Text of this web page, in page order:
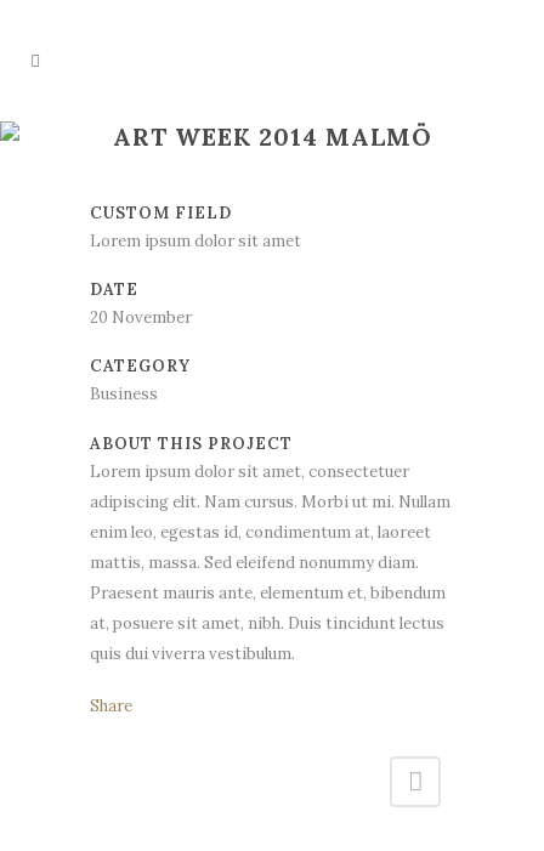
ART WEEK 2014 MALMÖ
CUSTOM FIELD
Lorem ipsum dolor sit amet
DATE
20 November
CATEGORY
Business
ABOUT THIS PROJECT
Lorem ipsum dolor sit amet, consectetuer
adipiscing elit. Nam cursus. Morbi ut mi. Nullam
enim leo, egestas id, condimentum at, laoreet
mattis, massa. Sed eleifend nonummy diam.
Praesent mauris ante, elementum et, bibendum
at, posuere sit amet, nibh. Duis tincidunt lectus
quis dui viverra vestibulum.
Share